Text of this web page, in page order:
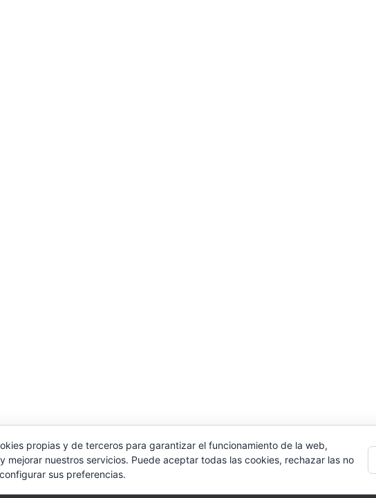
propias y de terceros para garantizar el funcionamiento de la web,
mejorar nuestros servicios. Puede aceptar todas las cookies, rechazar las no
sus preferencias.